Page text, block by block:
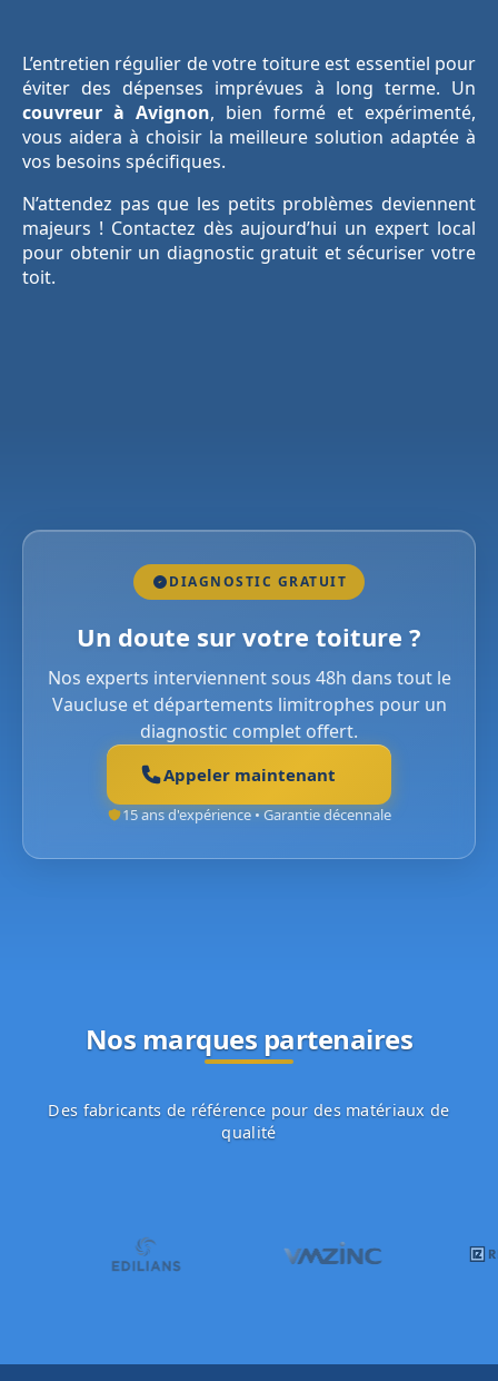
L’entretien régulier de votre toiture est essentiel pour
éviter des dépenses imprévues à long terme. Un
couvreur à Avignon, bien formé et expérimenté,
vous aidera à choisir la meilleure solution adaptée à
vos besoins spécifiques.
N’attendez pas que les petits problèmes deviennent
majeurs ! Contactez dès aujourd’hui un expert local
pour obtenir un diagnostic gratuit et sécuriser votre
toit.
DIAGNOSTIC GRATUIT
Un doute sur votre toiture ?
Nos experts interviennent sous 48h dans tout le
Vaucluse et départements limitrophes pour un
diagnostic complet offert.
Appeler maintenant
15 ans d'expérience • Garantie décennale
Nos marques partenaires
Des fabricants de référence pour des matériaux de
qualité